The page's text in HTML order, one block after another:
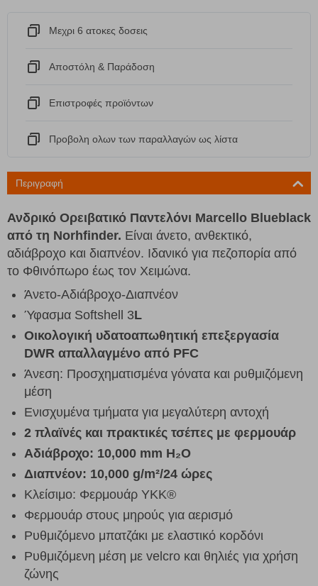
Μεχρι 6 ατοκες δοσεις
Αποστόλη & Παράδοση
Eπιστροφές προϊόντων
Προβολη ολων των παραλλαγών ως λίστα
Περιγραφή
Ανδρικό Ορειβατικό Παντελόνι Marcello Blueblack
από τη Norhfinder. Είναι άνετο, ανθεκτικό,
αδιάβροχο και διαπνέον. Ιδανικό για πεζοπορία από
το Φθινόπωρο έως τον Χειμώνα.
Άνετο-Αδιάβροχο-Διαπνέον
Ύφασμα Softshell 3L
Οικολογική υδατοαπωθητική επεξεργασία
DWR απαλλαγμένο από PFC
Άνεση: Προσχηματισμένα γόνατα και ρυθμιζόμενη
μέση
Ενισχυμένα τμήματα για μεγαλύτερη αντοχή
2 πλαϊνές και πρακτικές τσέπες με φερμουάρ
Αδιάβροχο: 10,000 mm H₂O
Διαπνέον: 10,000 g/m²/24 ώρες
Κλείσιμο: Φερμουάρ YKK®
Φερμουάρ στους μηρούς για αερισμό
Ρυθμιζόμενο μπατζάκι με ελαστικό κορδόνι
Ρυθμιζόμενη μέση με velcro και θηλιές για χρήση
ζώνης